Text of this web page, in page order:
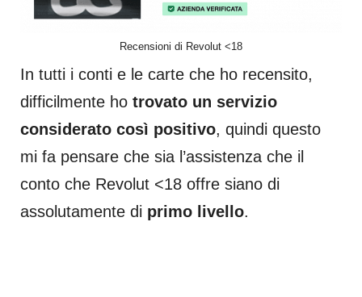
Recensioni di Revolut <18
In tutti i conti e le carte che ho recensito,
difficilmente ho trovato un servizio
considerato così positivo, quindi questo
mi fa pensare che sia l’assistenza che il
conto che Revolut <18 offre siano di
assolutamente di primo livello.